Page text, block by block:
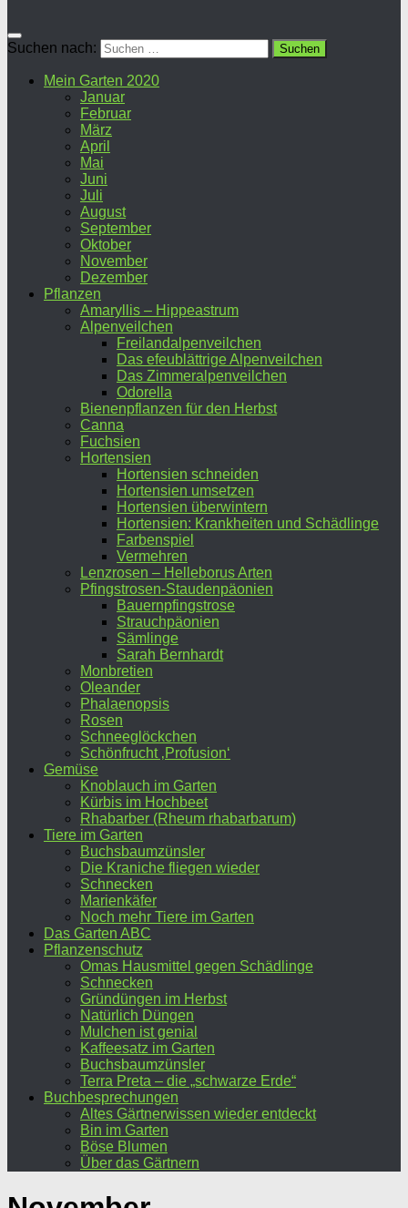
Suchen nach:
Mein Garten 2020
Januar
Februar
März
April
Mai
Juni
Juli
August
September
Oktober
November
Dezember
Pflanzen
Amaryllis – Hippeastrum
Alpenveilchen
Freilandalpenveilchen
Das efeublättrige Alpenveilchen
Das Zimmeralpenveilchen
Odorella
Bienenpflanzen für den Herbst
Canna
Fuchsien
Hortensien
Hortensien schneiden
Hortensien umsetzen
Hortensien überwintern
Hortensien: Krankheiten und Schädlinge
Farbenspiel
Vermehren
Lenzrosen – Helleborus Arten
Pfingstrosen-Staudenpäonien
Bauernpfingstrose
Strauchpäonien
Sämlinge
Sarah Bernhardt
Monbretien
Oleander
Phalaenopsis
Rosen
Schneeglöckchen
Schönfrucht ‚Profusion‘
Gemüse
Knoblauch im Garten
Kürbis im Hochbeet
Rhabarber (Rheum rhabarbarum)
Tiere im Garten
Buchsbaumzünsler
Die Kraniche fliegen wieder
Schnecken
Marienkäfer
Noch mehr Tiere im Garten
Das Garten ABC
Pflanzenschutz
Omas Hausmittel gegen Schädlinge
Schnecken
Gründüngen im Herbst
Natürlich Düngen
Mulchen ist genial
Kaffeesatz im Garten
Buchsbaumzünsler
Terra Preta – die „schwarze Erde“
Buchbesprechungen
Altes Gärtnerwissen wieder entdeckt
Bin im Garten
Böse Blumen
Über das Gärtnern